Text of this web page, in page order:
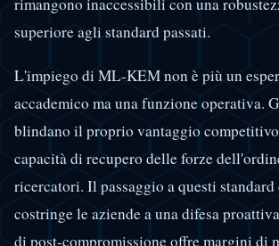
rimangono inaccessibili con una
superiore agli standard passati.
L'impiego di ML-KEM non è più un
accademico ma una funzione operativa.
blindano il proprio vantaggio
capacità di recupero delle forze
ricercatori. Il passaggio a questi
costringe le aziende a una difesa
di post-compromissione offre margini di